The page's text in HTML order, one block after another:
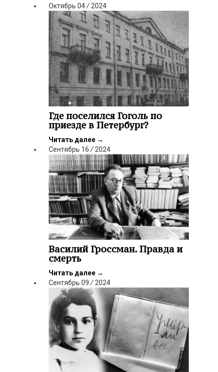
Октябрь 04/2024
Где поселился Гоголь по
приезде в Петербург?
Читать далее →
Сентябрь 16/2024
Василий Гроссман. Правда и
смерть
Читать далее →
Сентябрь 09 / 2024